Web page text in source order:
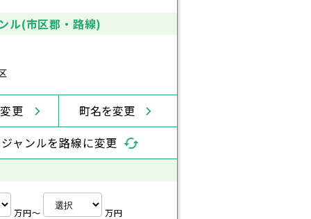
ル(市区郡・路線)
更
町名を変更
ャンルを路線に変更
万円〜 万円